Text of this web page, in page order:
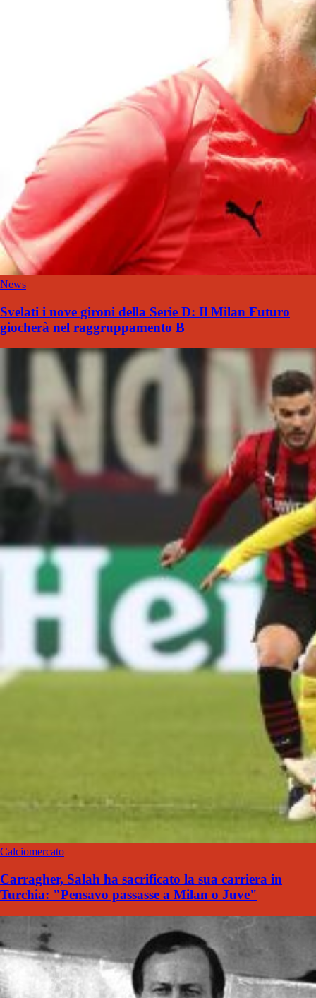
News
Svelati i nove gironi della Serie D: Il Milan Futuro
giocherà nel raggruppamento B
Calciomercato
Carragher, Salah ha sacrificato la sua carriera in
Turchia: "Pensavo passasse a Milan o Juve"